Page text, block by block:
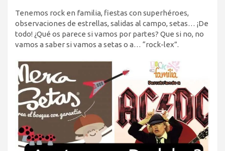
Tenemos rock en familia, fiestas con superhéroes,
observaciones de estrellas, salidas al campo, setas… ¡De
todo! ¿Qué os parece si vamos por partes? Que si no, no
vamos a saber si vamos a setas o a… “rock-lex”.